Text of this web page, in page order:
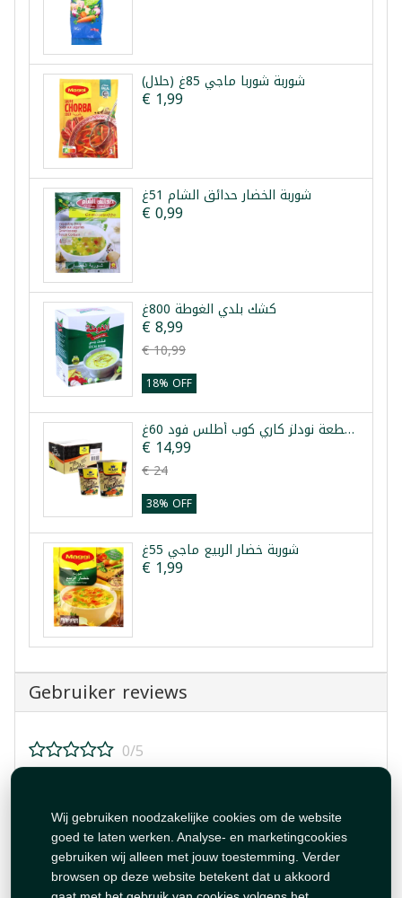
Wij gebruiken noodzakelijke cookies om de website
goed te laten werken. Analyse- en marketingcookies
gebruiken wij alleen met jouw toestemming. Verder
browsen op deze website betekent dat u akkoord
شوربة شوربا ماجي 85غ (حلال)
€ 1,99
شوربة الخضار حدائق الشام 51غ
€ 0,99
كشك بلدي الغوطة 800غ
€ 8,99
€ 10,99
18% OFF
طرد 24 قطعة نودلز كاري كوب أطلس فود 60غ
€ 14,99
€ 24
38% OFF
شوربة خضار الربيع ماجي 55غ
€ 1,99
Gebruiker reviews
0/5